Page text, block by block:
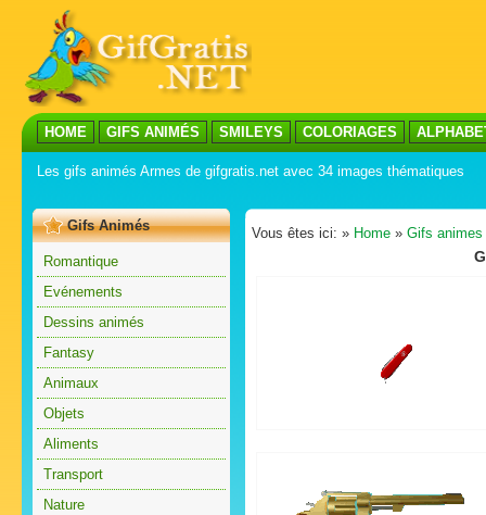
HOME GIFS ANIMÉS SMILEYS COLORIAGES
Les gifs animés Armes de gifgratis.net avec 34 images thématiques
Gifs Animés
Romantique
Evénements
Dessins animés
Fantasy
Animaux
Objets
Aliments
Transport
Nature
Vous êtes ici: » Home » Gifs animes